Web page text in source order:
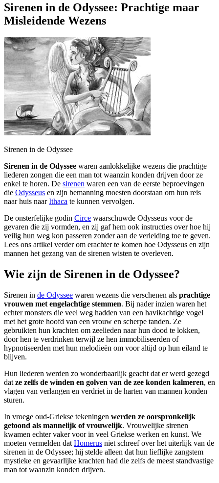
Sirenen in de Odyssee: Prachtige maar
Misleidende Wezens
Sirenen in de Odyssee
Sirenen in de Odyssee waren aanlokkelijke wezens die prachtige
liederen zongen die een man tot waanzin konden drijven door ze
enkel te horen. De sirenen waren een van de eerste beproevingen
die Odysseus en zijn bemanning moesten doorstaan om hun reis
naar huis naarIthaca te kunnen vervolgen.
De onsterfelijke godin Circe waarschuwde Odysseus voor de
gevaren die zij vormden, en zij gaf hem ook instructies over hoe hij
veilig hun weg kon passeren zonder aan de verleiding toe te geven.
Lees ons artikel verder om erachter te komen hoe Odysseus en zijn
mannen het gezang van de sirenen wisten te overleven.
Wie zijn de Sirenen in de Odyssee?
Sirenen in de Odyssee waren wezens die verschenen als prachtige
vrouwen met engelachtige stemmen. Bij nader inzien waren het
echter monsters die veel weg hadden van een havikachtige vogel
met het grote hoofd van een vrouw en scherpe tanden. Ze
gebruikten hun krachten om zeelieden naar hun dood te lokken,
door hen te verdrinken terwijl ze hen immobiliseerden of
hypnotiseerden met hun melodieën om voor altijd op hun eiland te
blijven.
Hun liederen werden zo wonderbaarlijk geacht dat er werd gezegd
dat ze zelfs de winden en golven van de zee konden kalmeren, en
vlagen van verlangen en verdriet in de harten van mannen konden
sturen.
In vroege oud-Griekse tekeningen werden ze oorspronkelijk
getoond als mannelijk of vrouwelijk. Vrouwelijke sirenen
kwamen echter vaker voor in veel Griekse werken en kunst. We
moeten vermelden dat Homerus niet schreef over het uiterlijk van de
sirenen in de Odyssee; hij stelde alleen dat hun lieflijke zangstem
mystieke en gevaarlijke krachten had die zelfs de meest standvastige
man tot waanzin konden drijven.